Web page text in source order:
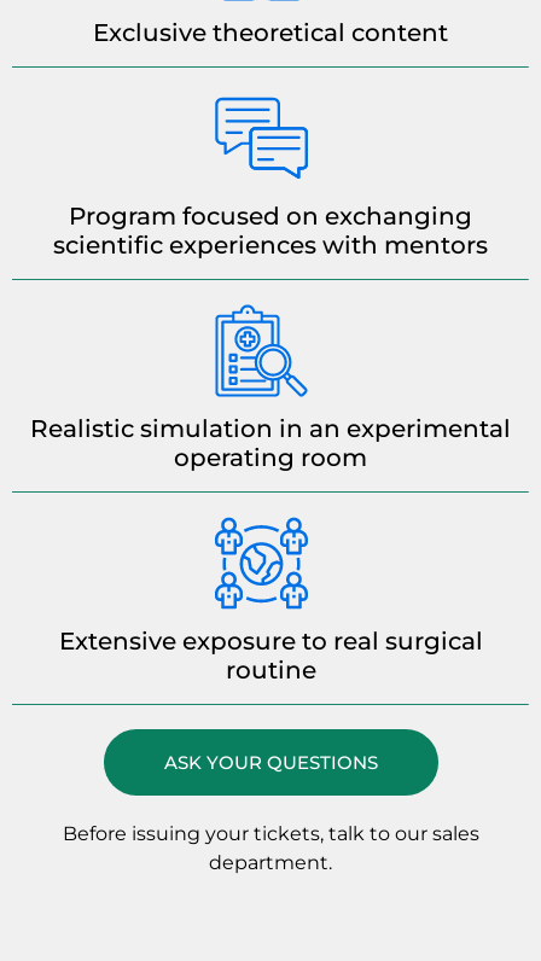
Exclusive theoretical content
Program focused on exchanging
scientific experiences with mentors
Realistic simulation in an experimental
operating room
Extensive exposure to real surgical
routine
ASK YOUR QUESTIONS
Before issuing your tickets, talk to our sales
department.